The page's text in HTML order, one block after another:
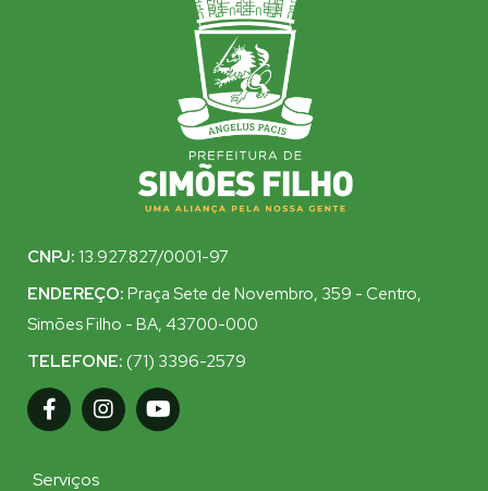
CNPJ: 13.927.827/0001-97
ENDEREÇO: Praça Sete de Novembro, 359 - Centro,
Simões Filho - BA, 43700-000
TELEFONE: (71) 3396-2579
Serviços